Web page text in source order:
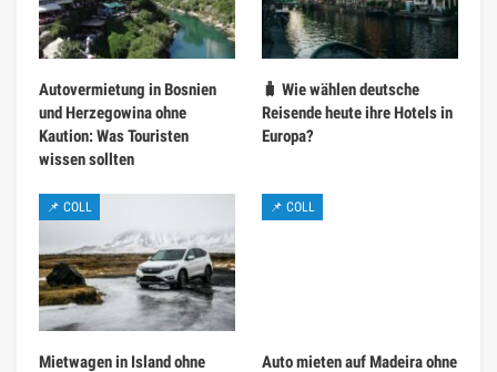
Autovermietung in Bosnien
und Herzegowina ohne
Kaution: Was Touristen
wissen sollten
🧳 Wie wählen deutsche
Reisende heute ihre Hotels in
Europa?
📌 COLL
Mietwagen in Island ohne
📌 COLL
Auto mieten auf Madeira ohne